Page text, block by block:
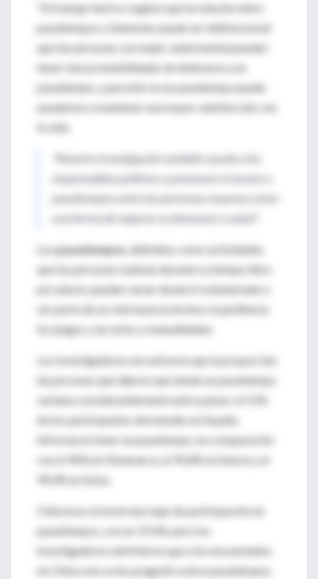
“El trabajo teórico sugiere que la relación entre
pasatiempos y bienestar puede ser
bidireccional
que las personas con mejor salud mental pueden
tener más probabilidades de dedicarse a un
pasatiempo, y persistir en un pasatiempo puede
ayudarnos a mantener una mayor satisfacción con
la vida.
"Nuestra investigación también ayuda a los
responsables políticos a promover el acceso a
pasatiempos entre las personas mayores como
una forma de mejorar su bienestar y salud".
Lospasatiempos, definidos como actividades
que las personas realizan durante su tiempo libre
por placer, pueden variar desde el voluntariado o
ser parte de un club hasta la lectura, la jardinería,
los juegos y las artes y manualidades.
Los investigadores encontraron que la proporción
de personas que dijeron que tenían un pasatiempo
variaba considerablemente entre países: el 51%
de los participantes del estudio en España
informaron tener un pasatiempo, en comparación
con el 96% en Dinamarca, el 95,8% en Suecia y el
94,4% en Suiza.
China tuvo el nivel más bajo de participación en
pasatiempos, con un 37,6%, pero los
investigadores advirtieron que a los encuestados
en China solo se les preguntó sobre pasatiempos